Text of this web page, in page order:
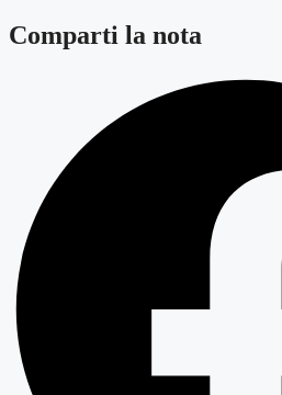
Comparti la nota